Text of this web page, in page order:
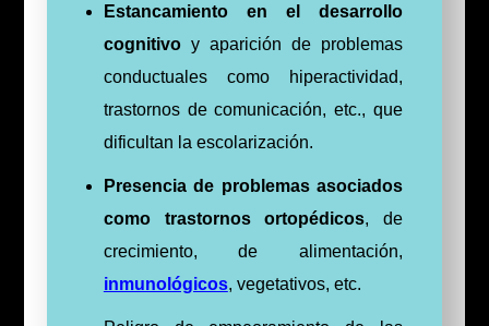
Estancamiento en el desarrollo
cognitivoy aparición de problemas
conductuales como hiperactividad,
trastornos de comunicación, etc., que
dificultan la escolarización.
Presencia de problemas asociados
como trastornos ortopédicos, de
crecimiento, de alimentación,
inmunológicos, vegetativos, etc.